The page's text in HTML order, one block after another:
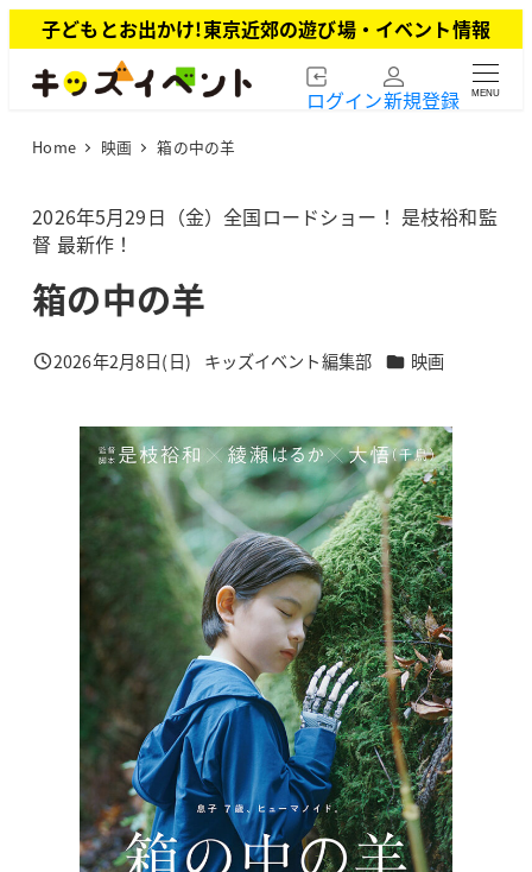
イ
子どもとお出かけ!東京近郊の遊び場・イベント情報
ログイン新規登録 MENU
Home 映画 箱の中の羊
2026年5月29日（金）全国ロードショー！ 是枝裕和監
督 最新作！
箱の中の羊
投稿日
2026年2月8日(日)
著
キッズイベント編集部 カテゴリー
映画